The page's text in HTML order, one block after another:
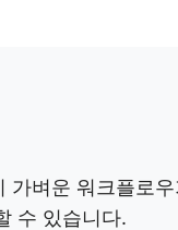
가벼운 워크플로
수 있습니다.